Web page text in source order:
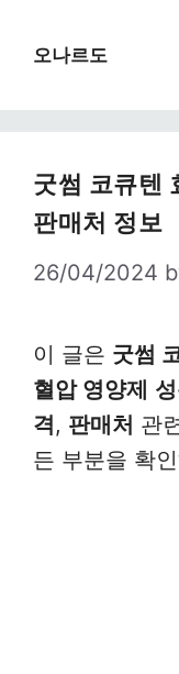
오나르도
굿썸 코큐텐
판매처 정보
26/04/2024
이 글은 굿썸
혈압 영양제
격, 판매처 관
든 부분을 확